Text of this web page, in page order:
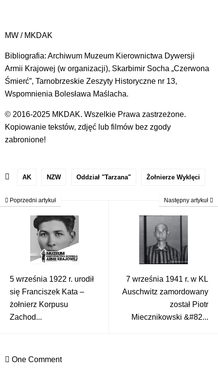
MW / MKDAK
Bibliografia: Archiwum Muzeum Kierownictwa Dywersji
Armii Krajowej (w organizacji), Skarbimir Socha „Czerwona
Śmierć”, Tarnobrzeskie Zeszyty Historyczne nr 13,
Wspomnienia Bolesława Maślacha.
© 2016-2025 MKDAK. Wszelkie Prawa zastrzeżone.
Kopiowanie tekstów, zdjęć lub filmów bez zgody
zabronione!
AK NZW Oddział "Tarzana" Żołnierze Wyklęci
Poprzedni artykuł
5 września 1922 r. urodił
się Franciszek Kata –
żołnierz Korpusu
Zachod...
Następny artykuł
7 września 1941 r. w KL
Auschwitz zamordowany
został Piotr
Miecznikowski &#82...
One Comment